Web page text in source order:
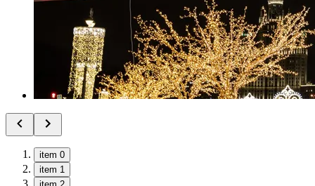
item 0
item 1